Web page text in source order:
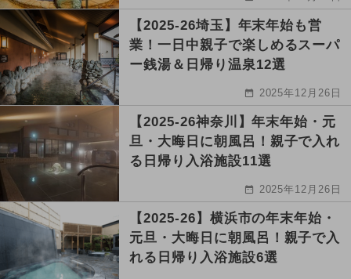
【2025-26埼玉】年末年始も営
業！一日中親子で楽しめるスーパ
ー銭湯＆日帰り温泉12選
2025年12月26日
【2025-26神奈川】年末年始・元
旦・大晦日に朝風呂！親子で入れ
る日帰り入浴施設11選
2025年12月26日
【2025-26】横浜市の年末年始・
元旦・大晦日に朝風呂！親子で入
れる日帰り入浴施設6選